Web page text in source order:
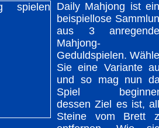
Daily Mahjong ist
beispiellose
aus 3
Mahjong-
Geduldspielen.
Sie eine Variante
und so mag nun
Spiel
dessen Ziel es ist,
Steine vom Brett